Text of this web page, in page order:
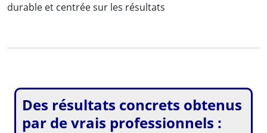
durable et centrée sur les résultats
Des résultats concrets obtenus
par de vrais professionnels :